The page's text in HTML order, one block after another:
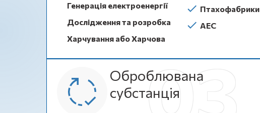
Генерація електроенергії
Дослідження та розробка
Харчування або Харчова
Птахофабрики
АЕС
Оброблювана
субстанція